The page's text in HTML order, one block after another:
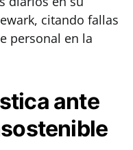
citando fallas
personal en la
ante